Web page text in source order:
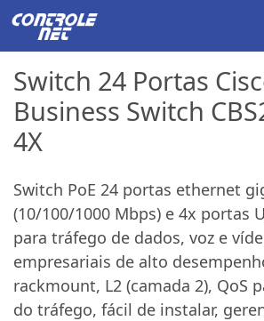
Switch 24 Portas
Business Switch
4X
Switch PoE 24 portas ethernet
(10/100/1000 Mbps) e 4x portas
para tráfego de dados, voz e
empresariais de alto
rackmount, L2 (camada 2), QoS
do tráfego, fácil de instalar,